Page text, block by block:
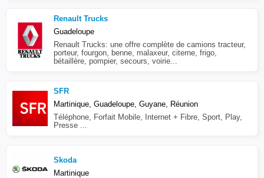
Renault Trucks
Guadeloupe
Renault Trucks: une offre complète de camions tracteur,
porteur, fourgon, benne, malaxeur, citerne, frigo,
bétaillère, pompier, secours, voirie...
SFR
Martinique, Guadeloupe, Guyane, Réunion
Téléphone, Forfait Mobile, Internet + Fibre, Sport, Play,
Presse ...
Skoda
Martinique